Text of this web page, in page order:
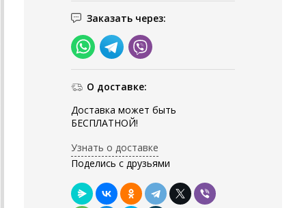
Заказать через:
О доставке:
Доставка может быть
БЕСПЛАТНОЙ!
Узнать о доставке
Поделись с друзьями